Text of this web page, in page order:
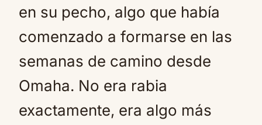
en su pecho, algo que había
comenzado a formarse en las
semanas de camino desde
Omaha. No era rabia
exactamente, era algo más